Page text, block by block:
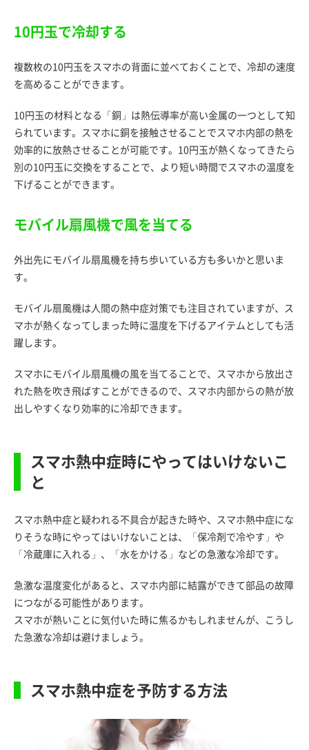
10円玉で冷却する
複数枚の10円玉をスマホの背面に並べておくことで、冷却の速度
を高めることができます。
10円玉の材料となる「銅」は熱伝導率が高い金属の一つとして知
られています。スマホに銅を接触させることでスマホ内部の熱を
効率的に放熱させることが可能です。10円玉が熱くなってきたら
別の10円玉に交換をすることで、より短い時間でスマホの温度を
下げることができます。
モバイル扇風機で風を当てる
外出先にモバイル扇風機を持ち歩いている方も多いかと思いま
す。
モバイル扇風機は人間の熱中症対策でも注目されていますが、ス
マホが熱くなってしまった時に温度を下げるアイテムとしても活
躍します。
スマホにモバイル扇風機の風を当てることで、スマホから放出さ
れた熱を吹き飛ばすことができるので、スマホ内部からの熱が放
出しやすくなり効率的に冷却できます。
スマホ熱中症時にやってはいけないこ
と
スマホ熱中症と疑われる不具合が起きた時や、スマホ熱中症にな
りそうな時にやってはいけないことは、「保冷剤で冷やす」や
「冷蔵庫に入れる」、「水をかける」などの急激な冷却です。
急激な温度変化があると、スマホ内部に結露ができて部品の故障
につながる可能性があります。
スマホが熱いことに気付いた時に焦るかもしれませんが、こうし
た急激な冷却は避けましょう。
スマホ熱中症を予防する方法